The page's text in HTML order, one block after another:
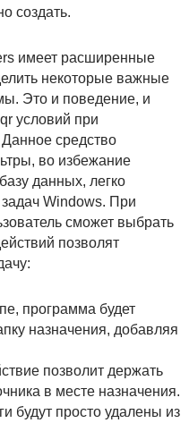
создать.
имеет расширенные
некоторые важные
Это и поведение, и
условий при
средство
во избежание
данных, легко
Windows. При
сможет выбрать
позволят
программа будет
назначения, добавляя
позволит держать
в месте назначения.
будут просто удалены из